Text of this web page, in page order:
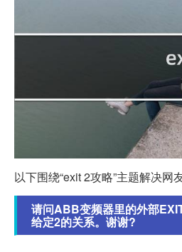
以下围绕“exit 2攻略”主题解决网
请问ABB变频器里的外部
给定2的关系。谢谢?